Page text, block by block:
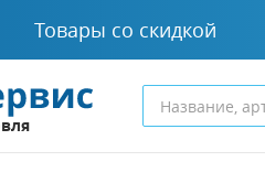
Товары со скидкой